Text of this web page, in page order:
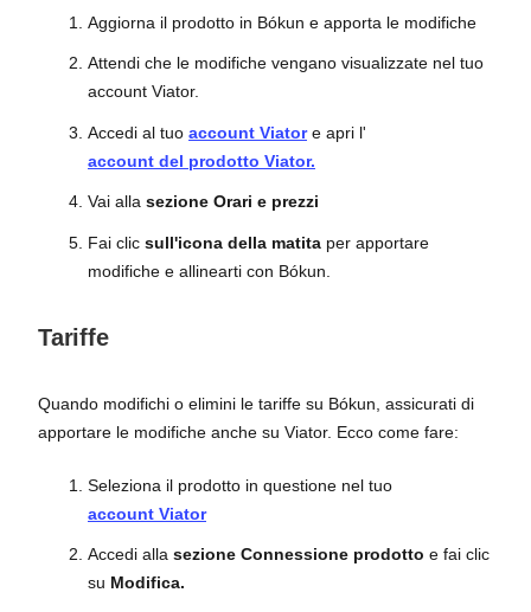
Aggiorna il prodotto in Bókun e apporta le modifiche
Attendi che le modifiche vengano visualizzate nel tuo
account Viator.
Accedi al tuo account Viatore apri l'
account del prodotto Viator.
Vai alla sezione Orari e prezzi
Fai clic sull'icona della matita per apportare
modifiche e allinearti con Bókun.
Tariffe
Quando modifichi o elimini le tariffe su Bókun, assicurati di
apportare le modifiche anche su Viator. Ecco come fare:
Seleziona il prodotto in questione nel tuo
account Viator
Accedi alla sezione Connessione prodotto e fai clic
su Modifica.